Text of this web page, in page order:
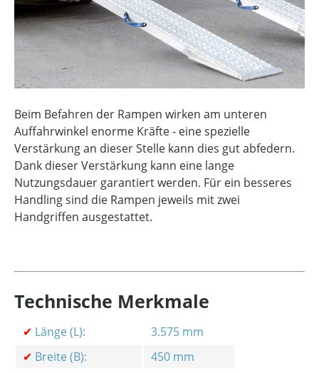
Beim Befahren der Rampen wirken am unteren
Auffahrwinkel enorme Kräfte - eine spezielle
Verstärkung an dieser Stelle kann dies gut abfedern.
Dank dieser Verstärkung kann eine lange
Nutzungsdauer garantiert werden. Für ein besseres
Handling sind die Rampen jeweils mit zwei
Handgriffen ausgestattet.
Technische Merkmale
✔ Länge (L):
3.575 mm
✔ Breite (B): 450 mm